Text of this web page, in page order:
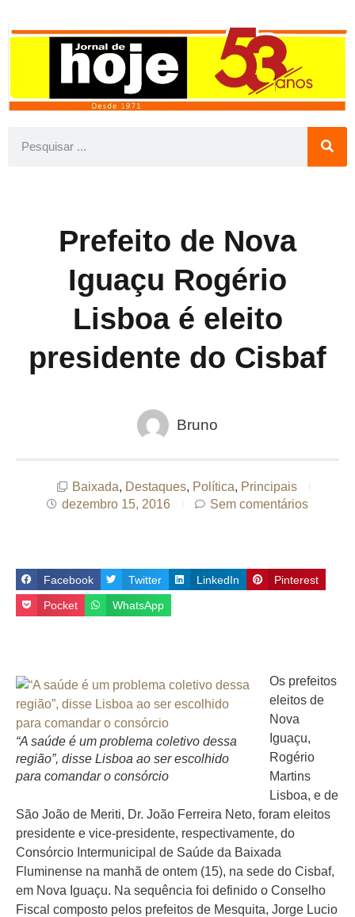
Prefeito de Nova
Iguaçu Rogério
Lisboa é eleito
presidente do Cisbaf
Bruno
Baixada, Destaques, Política, Principais
dezembro 15, 2016
Sem comentários
Facebook Twitter LinkedIn Pinterest
Pocket WhatsApp
“A saúde é um problema coletivo dessa
região”, disse Lisboa ao ser escolhido
para comandar o consórcio
Os prefeitos
eleitos de
Nova
Iguaçu,
Rogério
Martins
Lisboa, e de
São João de Meriti, Dr. João Ferreira Neto, foram eleitos
presidente e vice-presidente, respectivamente, do
Consórcio Intermunicipal de Saúde da Baixada
Fluminense na manhã de ontem (15), na sede do Cisbaf,
em Nova Iguaçu. Na sequência foi definido o Conselho
Fiscal composto pelos prefeitos de Mesquita, Jorge Lucio